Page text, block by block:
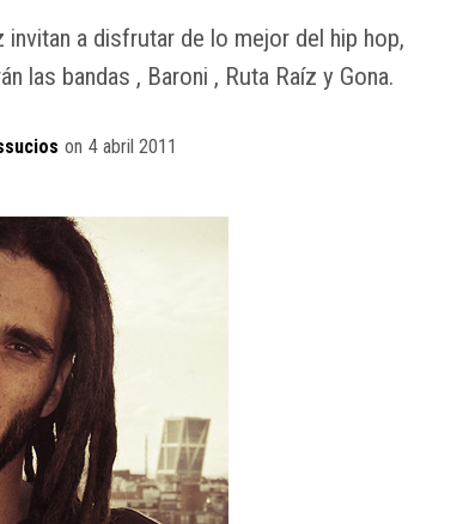
invitan a disfrutar de lo mejor del hip hop,
las bandas , Baroni , Ruta Raíz y Gona.
on 4 abril 2011